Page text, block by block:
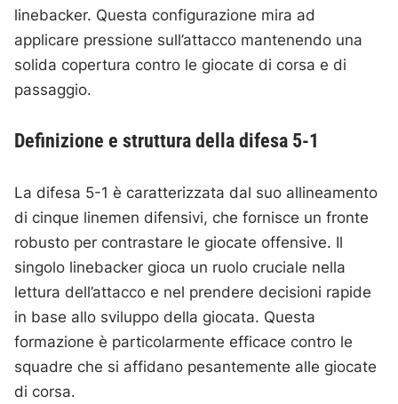
linebacker. Questa configurazione mira ad
applicare pressione sull’attacco mantenendo una
solida copertura contro le giocate di corsa e di
passaggio.
Definizione e struttura della difesa 5-1
La difesa 5-1 è caratterizzata dal suo allineamento
di cinque linemen difensivi, che fornisce un fronte
robusto per contrastare le giocate offensive. Il
singolo linebacker gioca un ruolo cruciale nella
lettura dell’attacco e nel prendere decisioni rapide
in base allo sviluppo della giocata. Questa
formazione è particolarmente efficace contro le
squadre che si affidano pesantemente alle giocate
di corsa.